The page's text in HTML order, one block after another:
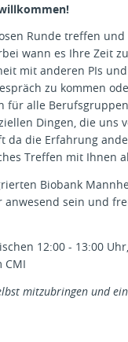
Runde treffen
wann es Ihre Zeit
mit anderen PIs
zu kommen
für alle
Dingen, die uns
die Erfahrung
Treffen mit Ihnen
Biobank
sein und
12:00 - 13:00
CMI
mitzubringen und